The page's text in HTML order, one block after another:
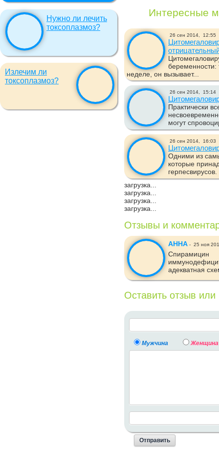
Интересные
26 сен 2014, 12:55
беременности:
неделе, он вызывает...
26 сен 2014, 15:14
Практически
могут
26 сен 2014, 16:03
Одними из
которые
загрузка...
загрузка...
загрузка...
загрузка...
Отзывы и
АННА - 25 ноя
адекватная
Оставить отзыв
Мужчина Женщина
Нужно ли лечить
токсоплазмоз?
Излечим ли
токсоплазмоз?